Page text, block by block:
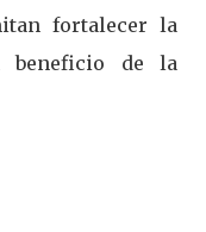
fortalecer la
beneficio de la